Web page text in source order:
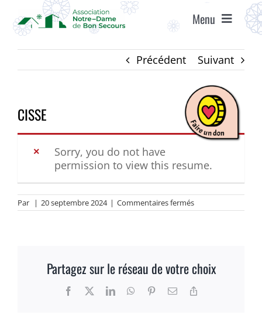
contenu
Menu
ACCUEIL
ÉTABLISSEMENTS
VIE ASSOCIATIVE
AGENDA
ACCÈS ET CONTACT
Précédent Suivant
CISSE
Sorry, you do not have
permission to view this resume.
Par | 20 septembre 2024 | Commentaires ferméssur
CISSE
Partagez sur le réseau de votre choix
Facebook LinkedInWhatsApp
PinterestEmail